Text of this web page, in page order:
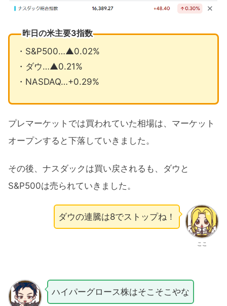
昨日の米主要3指数
・S&P500…▲0.02%
・ダウ…▲0.21%
・NASDAQ…+0.29%
プレマーケットでは買われていた相場は、マーケット
オープンすると下落していきました。
その後、ナスダックは買い戻されるも、ダウと
S&P500は売られていきました。
ここ
ダウの連騰は8でストップね！
ハイパーグロース株はそこそこやな